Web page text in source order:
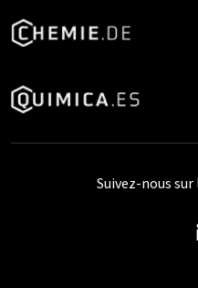
Suivez-nous sur